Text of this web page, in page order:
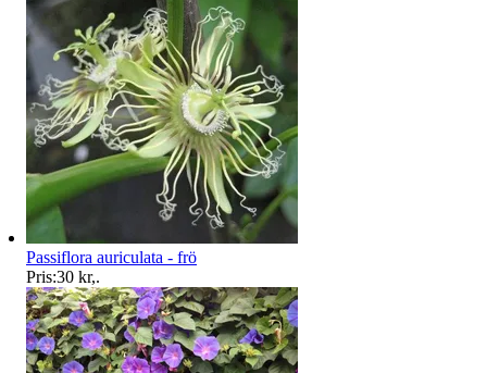
Passiflora auriculata - frö
Pris:30 kr,.